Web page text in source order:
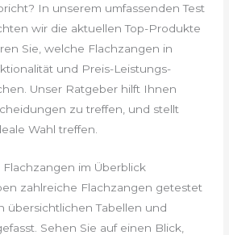
In unserem umfassenden Test
wir die aktuellen Top-Produkte
Sie, welche Flachzangen in
und Preis-Leistungs-
Unser Ratgeber hilft Ihnen
zu treffen, und stellt
Wahl treffen.
im Überblick
zahlreiche Flachzangen getestet
übersichtlichen Tabellen und
Sehen Sie auf einen Blick,